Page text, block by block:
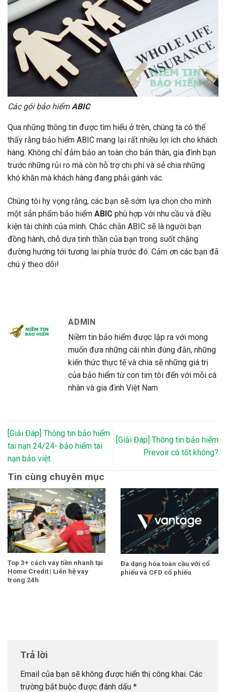
Các gói bảo hiểmABIC
Qua những thông tin được tìm hiểu ở trên, chúng ta có thể
thấy rằng bảo hiểm ABIC mang lại rất nhiều lợi ích cho khách
hàng. Không chỉ đảm bảo an toàn cho bản thân, gia đình bạn
trước những rủi ro mà còn hỗ trợ chi phí và sẻ chia những
khó khăn mà khách hàng đang phải gánh vác.
Chúng tôi hy vọng rằng, các bạn sẽ sớm lựa chọn cho mình
một sản phẩm bảo hiểm ABIC phù hợp với nhu cầu và điều
kiện tài chính của mình. Chắc chắn ABIC sẽ là người bạn
đồng hành, chỗ dựa tinh thần của bạn trong suốt chặng
đường hướng tới tương lai phía trước đó. Cảm ơn các bạn đã
chú ý theo dõi!
ADMIN
Niềm tin bảo hiểm được lập ra với mong
muốn đưa những cái nhìn đúng đắn, những
kiến thức thực tế và chia sẽ những giá trị
của bảo hiểm từ con tim tôi đến với mỗi cá
nhân và gia đình Việt Nam
[Giải Đáp] Thông tin bảo hiểm
tai nạn 24/24- bảo hiểm tai
nạn bảo việt
[Giải Đáp] Thông tin bảo hiểm
Prevoir có tốt không?
Tin cùng chuyên mục
Top 3+ cách vay tiền nhanh tại
Home Credit | Liên hệ vay
trong 24h
Đa dạng hóa toàn cầu với cổ
phiếu và CFD cổ phiếu
Trả lời
Email của bạn sẽ không được hiển thị công khai. Các
trường bắt buộc được đánh dấu *